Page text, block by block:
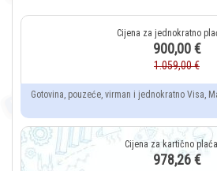
900,00 €
1.059,00 €
Gotovina, pouzeće, virman i jednokratno Visa,
978,26 €